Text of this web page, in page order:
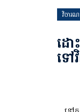
វិចារ
ដោ
ទៅ